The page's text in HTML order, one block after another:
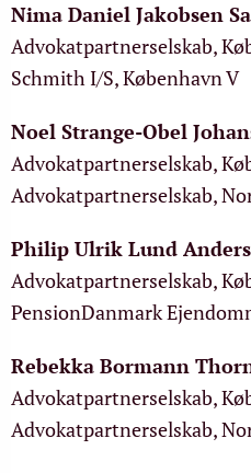
Nima Daniel Jakobsen
Advokatpartnerselskab,
Schmith I/S, København V
Noel Strange-Obel
Advokatpartnerselskab,
Advokatpartnerselskab,
Philip Ulrik Lund
Advokatpartnerselskab,
PensionDanmark
Rebekka Bormann
Advokatpartnerselskab,
Advokatpartnerselskab,